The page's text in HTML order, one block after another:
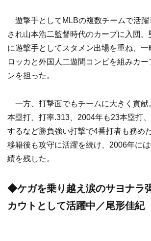
遊撃手としてMLBの複数チームで活躍
され山本浩二監督時代のカープに入団
に遊撃手としてスタメン出場を重ね、一
ロッカと外国人二遊間コンビを組みカー
ンを担った。
一方、打撃面でもチームに大きく貢献
本塁打、打率.313、2004年も23本塁打
するなど勝負強い打撃で4番打者も務め
移籍後も攻守に活躍を続け、2006年に
績を残した。
◆ケガを乗り越え涙のサヨナラ
カウトとして活躍中／尾形佳紀